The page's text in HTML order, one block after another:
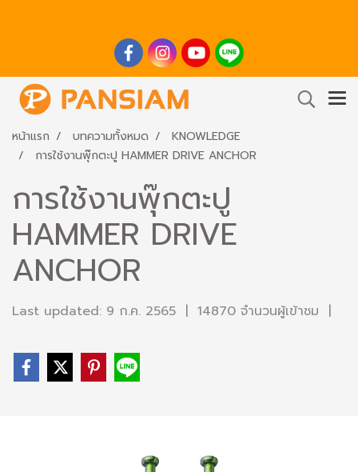
หน้าแรก บทความทั้งหมด
KNOWLEDGE
การใช้งานพุ๊กตะปู HAMMER DRIVE ANCHOR
การใช้งานพุ๊กตะปู
HAMMER DRIVE
ANCHOR
Last updated: 9 ก.ค. 2565 | 14870 จำนวนผู้เข้าชม |